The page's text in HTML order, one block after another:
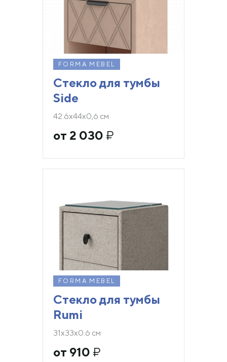
FORMA MEBEL
Стекло для тумбы
Side
42.6х44х0,6 см
от 2 030 ₽
FORMA MEBEL
Стекло для тумбы
Rumi
31х33х0.6 см
от 910 ₽